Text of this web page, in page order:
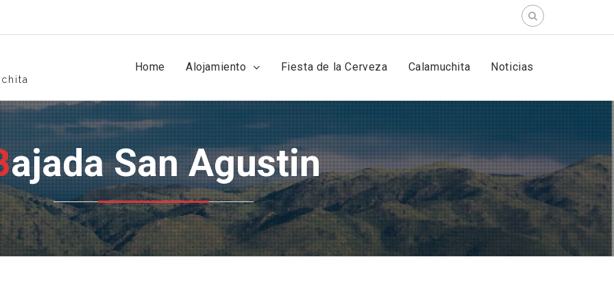
Search
for:
Home Alojamiento Fiesta de la Cerveza Calamuchita Noticias
Bajada San Agustin